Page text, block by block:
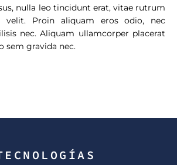
nulla leo tincidunt erat, vitae rutrum
velit. Proin aliquam eros odio, nec
nec. Aliquam ullamcorper placerat
sem gravida nec.